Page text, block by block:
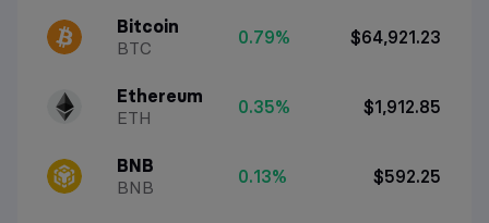
Bitcoin
BTC
0.79% $64,921.23
Ethereum
ETH
0.35% $1,912.85
BNB
BNB
0.13% $592.25